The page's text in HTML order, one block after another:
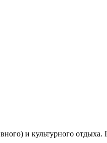
и культурного